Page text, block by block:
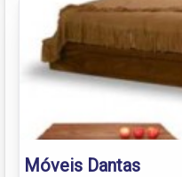
Móveis Dantas